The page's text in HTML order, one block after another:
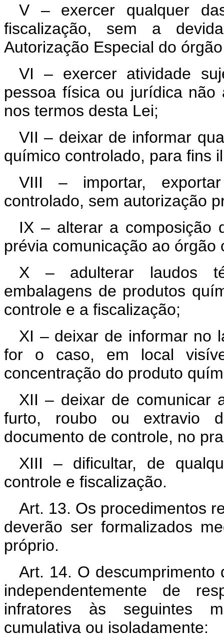
V – exercer qualquer
fiscalização, sem a
Autorização Especial do
VI – exercer atividade
pessoa física ou jurídica não
nos termos desta Lei;
VII – deixar de informar
químico controlado, para fins
VIII – importar,
controlado, sem autorização
IX – alterar a composição
prévia comunicação ao órgão
X – adulterar laudos
embalagens de produtos
controle e a fiscalização;
XI – deixar de informar no
for o caso, em local
concentração do produto
XII – deixar de comunicar
furto, roubo ou extravio
documento de controle, no
XIII – dificultar, de
controle e fiscalização.
Art. 13. Os procedimentos
deverão ser formalizados
próprio.
Art. 14. O descumprimento
independentemente de
infratores às seguintes
cumulativa ou isoladamente: